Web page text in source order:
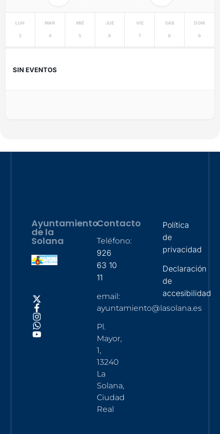
LUN
3
MAR
4
MIÉ
5
JUE
6
VIE
7
SÁB
8
DOM
9
SIN EVENTOS
Ayuntamiento
de la
Solana
Contacto
Teléfono:
926
63 10
11
email:
ayuntamiento@lasolana.es
Pl.
Mayor,
1,
13240
La
Solana,
Ciudad
Real
Política
de
privacidad
Declaración
de
accesibilidad